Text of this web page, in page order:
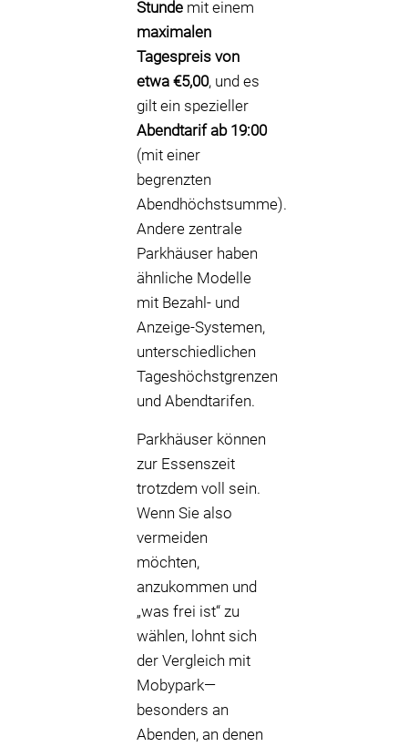
Stunde mit einem
maximalen
Tagespreis von
etwa €5,00, und es
gilt ein spezieller
Abendtarif ab 19:00
(mit einer
begrenzten
Abendhöchstsumme).
Andere zentrale
Parkhäuser haben
ähnliche Modelle
mit Bezahl- und
Anzeige-Systemen,
unterschiedlichen
Tageshöchstgrenzen
und Abendtarifen.
Parkhäuser können
zur Essenszeit
trotzdem voll sein.
Wenn Sie also
vermeiden
möchten,
anzukommen und
„was frei ist“ zu
wählen, lohnt sich
der Vergleich mit
Mobypark—
besonders an
Abenden, an denen